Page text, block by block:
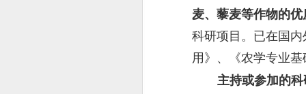
麦、藜麦等作物的
科研项目。已在国
用》、《农学专业
主持或参加的